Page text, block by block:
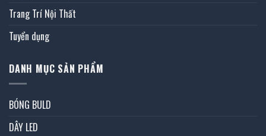
Trang Trí Nội Thất
Tuyển dụng
DANH MỤC SẢN PHẨM
BÓNG BULD
DÂY LED